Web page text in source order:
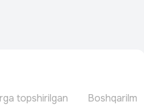
topshirilgan